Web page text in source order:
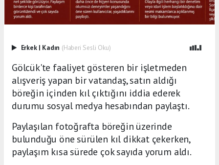
Erkek | Kadın (Haberi Sesli Oku)
Gölcük'te faaliyet gösteren bir işletmeden
alışveriş yapan bir vatandaş, satın aldığı
böreğin içinden kıl çıktığını iddia ederek
durumu sosyal medya hesabından paylaştı.
Paylaşılan fotoğrafta böreğin üzerinde
bulunduğu öne sürülen kıl dikkat çekerken,
paylaşım kısa sürede çok sayıda yorum aldı.